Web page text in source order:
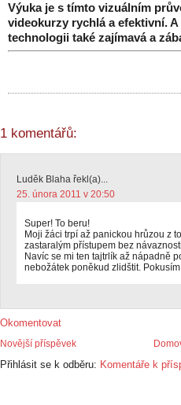
Výuka je s tímto vizuálním
videokurzy rychlá a efektivní.
technologii také zajímavá a
1 komentářů:
Luděk Blaha řekl(a)...
25. února 2011 v 20:50
Super! To beru!
Moji žáci trpí až panickou hrůzou z
zastaralým přístupem bez
Navíc se mi ten tajtrlík až nápadně
nebožátek poněkud zlidštit.
Okomentovat
Novější příspěvek
Přihlásit se k odběru: Komentáře k